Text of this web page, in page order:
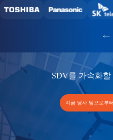
SDV를 가속화
지금 당사 팀으로부